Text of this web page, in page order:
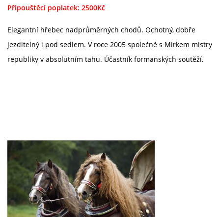
Připouštěcí poplatek: 2500Kč
Elegantní hřebec nadprůměrných chodů. Ochotný, dobře
jezditelný i pod sedlem. V roce 2005 společně s Mirkem mistry
republiky v absolutním tahu. Účastník formanských soutěží.